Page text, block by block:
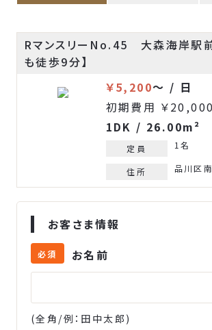
RマンスリーNo.45 大森海岸駅
も徒歩9分】
￥5,200～ / 日
初期費用 ￥20,000
1DK / 26.00m²
定員 1名
住所 品川区
お客さま情報
お名前
必須
(全角/例：田中太郎)